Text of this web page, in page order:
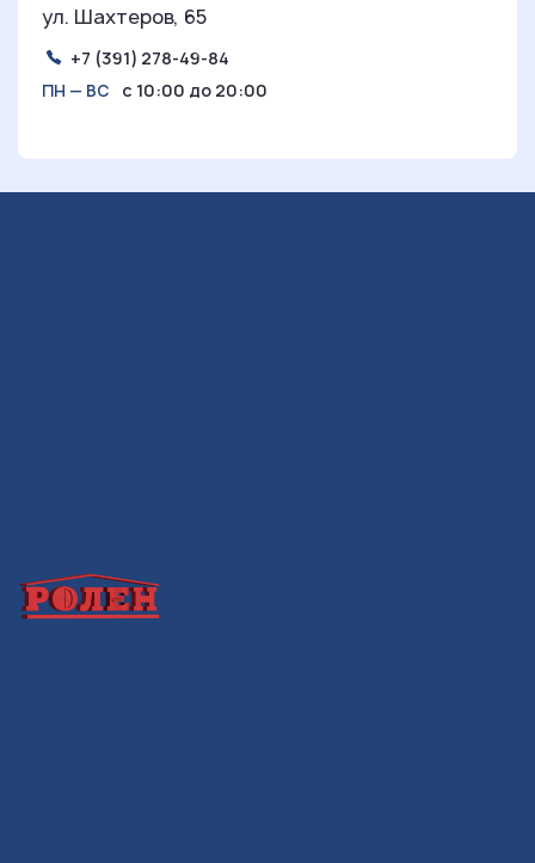
ул. Шахтеров, 65
+7 (391) 278-49-84
ПН — ВС с 10:00 до 20:00